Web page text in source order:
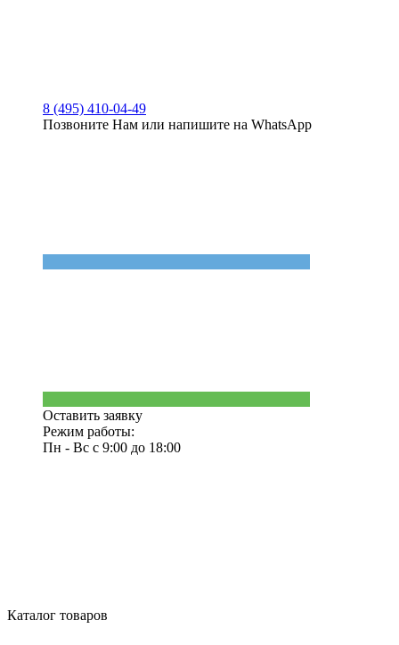
8 (495) 410-04-49
Позвоните Нам или напишите на WhatsApp
Оставить заявку
Режим работы:
Пн - Вс с 9:00 до 18:00
Каталог товаров